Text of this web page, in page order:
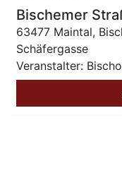
Bischemer
63477 Maintal,
Schäfergasse
Veranstalter: